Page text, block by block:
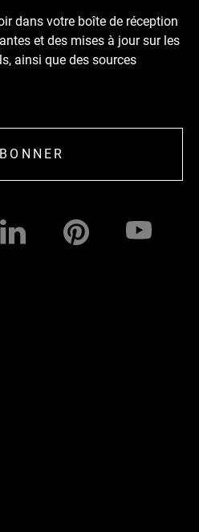
dans votre boîte de réception
et des mises à jour sur les
ainsi que des sources